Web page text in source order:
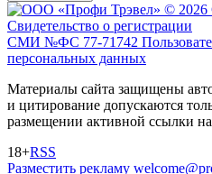
© 2026
Свидетельство о регистрации
СМИ №ФС 77-71742
персональных данных
Материалы сайта защищены
и цитирование допускаются
размещении активной ссылки
18+RSS
Разместить рекламу